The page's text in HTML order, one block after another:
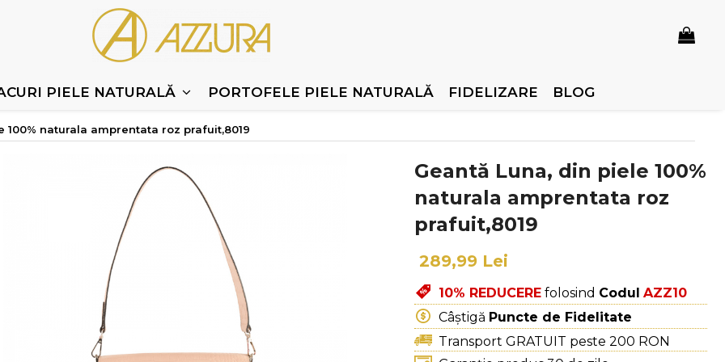
PIELE NATURALĂ PORTOFELE PIELE NATURALĂ FIDELIZARE BLOG
100% naturala amprentata roz prafuit,8019
Geantă Luna, din piele 100%
naturala amprentata roz
prafuit,8019
289,99 Lei
10% REDUCERE folosind Codul AZZ10
Câștigă Puncte de Fidelitate
Transport GRATUIT peste 200 RON